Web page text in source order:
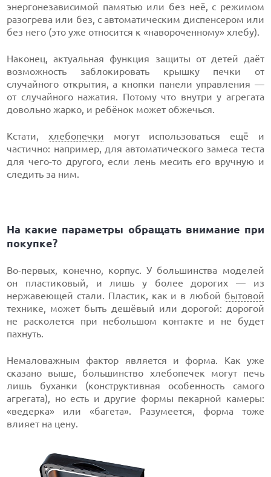
энергонезависимой памятью или без неё, с режимом
разогрева или без, с автоматическим диспенсером или
без него (это уже относится к «навороченному» хлебу).
Наконец, актуальная функция защиты от детей даёт
возможность заблокировать крышку печки от
случайного открытия, а кнопки панели управления —
от случайного нажатия. Потому что внутри у агрегата
довольно жарко, и ребёнок может обжечься.
Кстати, хлебопечки могут использоваться ещё и
частично: например, для автоматического замеса теста
для чего-то другого, если лень месить его вручную и
следить за ним.
На какие параметры обращать внимание при
покупке?
Во-первых, конечно, корпус. У большинства моделей
он пластиковый, и лишь у более дорогих — из
нержавеющей стали. Пластик, как и в любой бытовой
технике, может быть дешёвый или дорогой: дорогой
не расколется при небольшом контакте и не будет
пахнуть.
Немаловажным фактор является и форма. Как уже
сказано выше, большинство хлебопечек могут печь
лишь буханки (конструктивная особенность самого
агрегата), но есть и другие формы пекарной камеры:
«ведерка» или «багета». Разумеется, форма тоже
влияет на цену.